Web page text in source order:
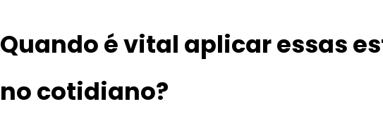
Quando é vital aplicar essas
no cotidiano?